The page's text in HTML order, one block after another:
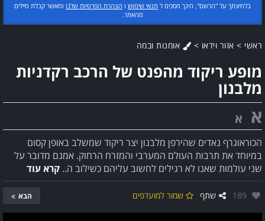
בלחיצתך על "הרשם", הינך מסכים ל תנאי שימוש ו הצהרת הפרטיות שלנו ומאשר קבלת מיילים
מהאתר.
ראשי > אזור וידאו > אומנות ובמה
מופע ריקוד מהפנט של הרכב רקדניות
מלבנון
א א
הכוראוגרף נאדים שהירפן מלבנון יצר ריקוד שמשלב באופן קסום
במיוחד את תרבות העולם המערבי והמזרח הרחוק. אמנם מדובר על
שני עולמות שאנו לא רגילים לחשוב עליהם כשילוב ה.. קרא עוד
אהבו:
189 שתף שמור למועדפים הבא